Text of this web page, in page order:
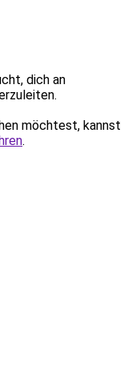
dich an
möchtest, kannst
.